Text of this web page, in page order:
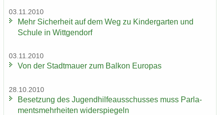
03.11.2010
Mehr Si­cher­heit auf dem Weg zu Kin­der­gar­ten und
Schu­le in Witt­gen­dorf
03.11.2010
Von der Stadt­mau­er zum Bal­kon Eu­ro­pas
28.10.2010
Be­set­zung des Ju­gend­hil­fe­aus­schus­ses muss Par­la­
ments­mehr­hei­ten wi­der­spie­geln